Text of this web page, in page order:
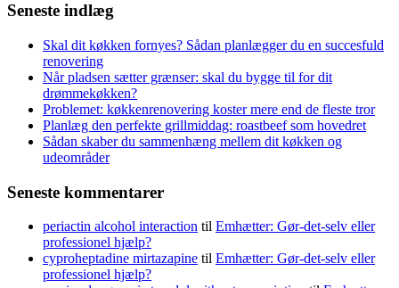
Seneste indlæg
Skal dit køkken fornyes? Sådan planlægger du en succesfuld
renovering
Når pladsen sætter grænser: skal du bygge til for dit
drømmekøkken?
Problemet: køkkenrenovering koster mere end de fleste tror
Planlæg den perfekte grillmiddag: roastbeef som hovedret
Sådan skaber du sammenhæng mellem dit køkken og
udeområder
Seneste kommentarer
periactin alcohol interaction til Emhætter: Gør-det-selv eller
professionel hjælp?
cyproheptadine mirtazapine til Emhætter: Gør-det-selv eller
professionel hjælp?